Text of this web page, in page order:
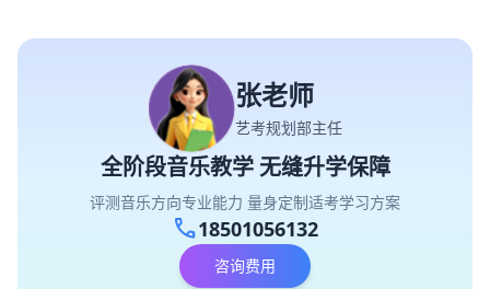
张老师
艺考规划部主任
全阶段音乐教学 无缝升学保障
评测音乐方向专业能力 量身定制适考学习方案
call18501056132
咨询费用